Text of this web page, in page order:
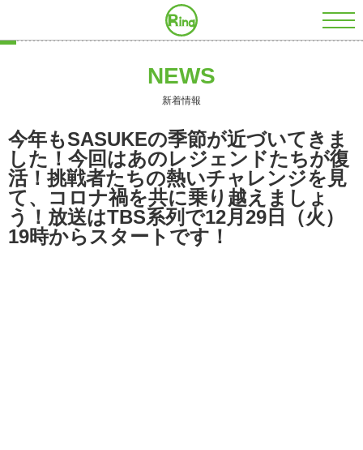
NEWS
新着情報
今年もSASUKEの季節が近づいてきま
した！今回はあのレジェンドたちが復
活！挑戦者たちの熱いチャレンジを見
て、コロナ禍を共に乗り越えましょ
う！放送はTBS系列で12月29日（火）
19時からスタートです！